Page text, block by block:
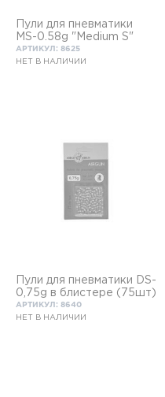
Пули для пневматики
MS-0.58g "Medium S"
АРТИКУЛ: 8625
НЕТ В НАЛИЧИИ
Пули для пневматики DS-
0,75g в блистере (75шт)
АРТИКУЛ: 8640
НЕТ В НАЛИЧИИ